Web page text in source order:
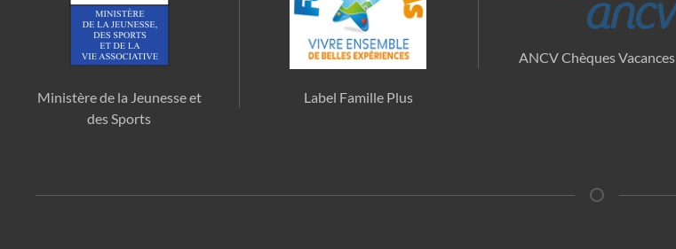
Ministère de la Jeunesse et
des Sports
Label Famille Plus
ANCV Chèques Vacances